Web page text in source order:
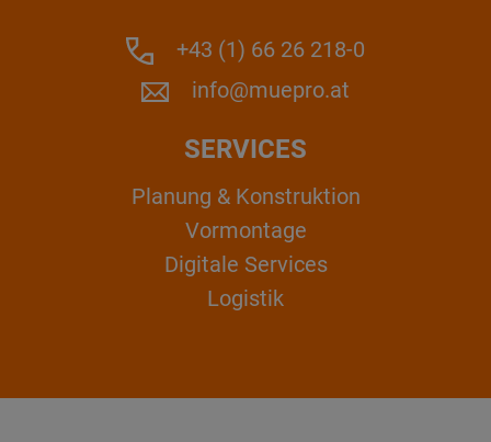
+43 (1) 66 26 218-0
info@muepro.at
SERVICES
Planung & Konstruktion
Vormontage
Digitale Services
Logistik